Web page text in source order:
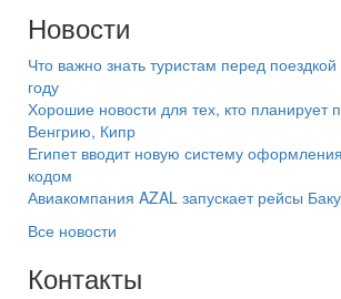
Новости
Что важно знать туристам перед
году
Хорошие новости для тех, кто планирует
Венгрию, Кипр
Египет вводит новую систему
кодом
Авиакомпания AZAL запускает рейсы
Все новости
Контакты